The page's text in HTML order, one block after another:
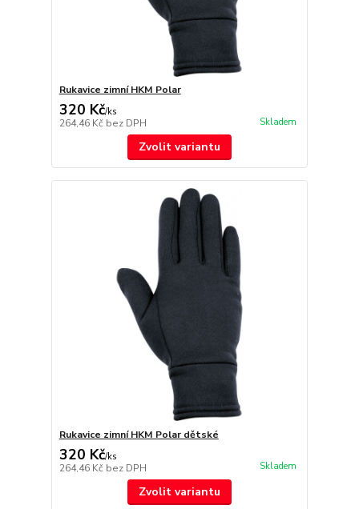
Rukavice zimní HKM Polar
320 Kč/ks
264,46 Kč bez DPH Skladem
Zvolit variantu
Rukavice zimní HKM Polar dětské
320 Kč/ks
264,46 Kč bez DPH Skladem
Zvolit variantu